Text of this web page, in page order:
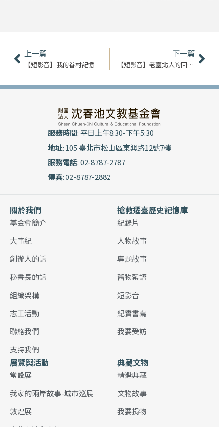
上一頁
上一篇
【短影音】我的眷村記憶
下一篇
【短影音】老臺北人的回憶｜真北平餐廳
下
服務時間: 平日上午8:30-下午5:30
地址: 105 臺北市松山區東興路12號7樓
服務電話: 02-8787-2787
傳真: 02-8787-2882
關於我們
基金會簡介
大事紀
創辦人的話
秘書長的話
組織架構
志工活動
聯絡我們
支持我們
搶救遷臺歷史記憶庫
紀錄片
人物故事
專題故事
舊物絮語
短影音
紀實書寫
我要受訪
展覽與活動
常設展
我家的兩岸故事-城市巡展
敦煌展
典藏文物
精選典藏
文物故事
我要捐物